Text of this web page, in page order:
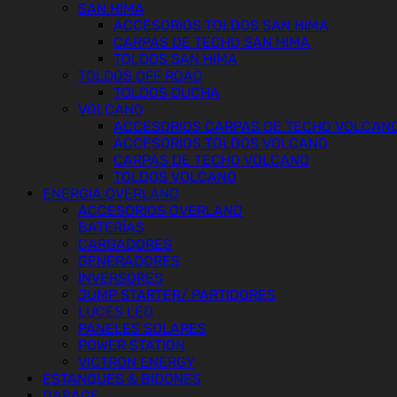
SAN HIMA
ACCESORIOS TOLDOS SAN HIMA
CARPAS DE TECHO SAN HIMA
TOLDOS SAN HIMA
TOLDOS OFF ROAD
TOLDOS DUCHA
VOLCANO
ACCESORIOS CARPAS DE TECHO
ACCESORIOS TOLDOS VOLCANO
CARPAS DE TECHO VOLCANO
TOLDOS VOLCANO
ENERGIA OVERLAND
ACCESORIOS OVERLAND
BATERÍAS
CARGADORES
GENERADORES
INVERSORES
JUMP STARTER/ PARTIDORES
LUCES LED
PANELES SOLARES
POWER STATION
VICTRON ENERGY
ESTANQUES & BIDONES